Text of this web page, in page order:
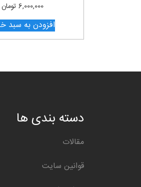
6,000,000 تومان
افزودن به سبد
دسته بندی ها
مقالات
قوانین سایت